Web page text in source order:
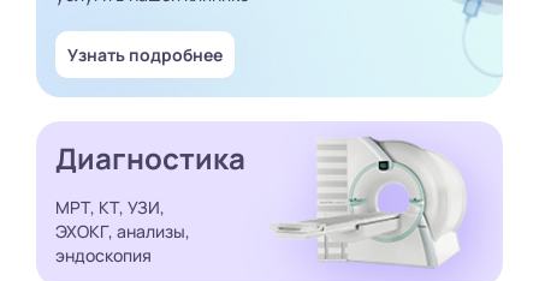
Узнать подробнее
Диагностика
МРТ, КТ, УЗИ,
ЭХОКГ, анализы,
эндоскопия